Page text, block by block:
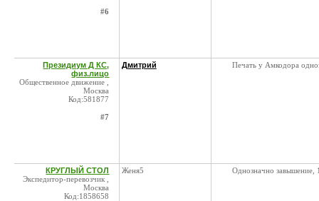
#6
Президиум Д КС,
физ.лицо
Общественное движение ,
Москва
Код:581877
#7
Дмитрий Печать у Амкодора
КРУГЛЫЙ СТОЛ
Экспедитор-перевозчик ,
Москва
Код:1858658
Женя5 Однозначно завышение,